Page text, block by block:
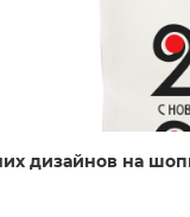
дизайнов на